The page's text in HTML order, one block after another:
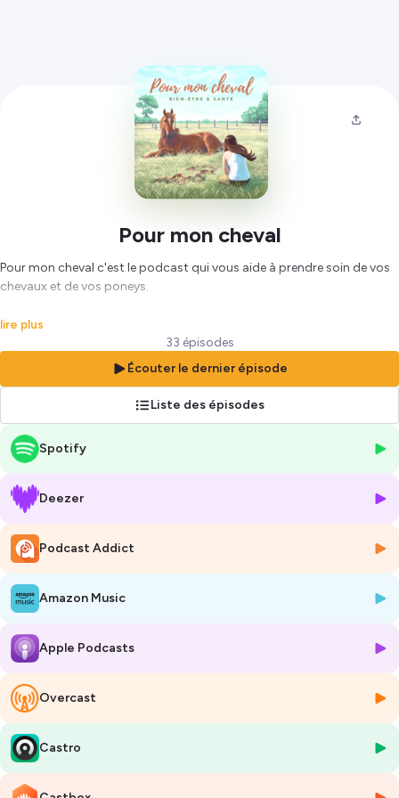
Pour mon cheval
Pour mon cheval c'est le podcast qui vous aide à prendre soin de vos
chevaux et de vos poneys.
Un épisode, un thème, un.e invité.e.
Je m'appelle Marie Sénéchal, je suis cavalière depuis mes 8 ans,
passionnée de chevaux et journaliste. Avec ce podcast, je veux vous
donner des pistes de réflexion et d'actions pour mettre le bien-être
propriétaires, cavaliers ou cavalières ou simples passionné.es. Mes
invité.es vous parleront communication, relation humain/cheval,
Rendez-vous une fois par mois sur vos plateformes d'écoute et sur les
🐴Instagram : pourmoncheval.podcast
🐎Facebook : Pour mon cheval - le podcast
🖥️Mail : pourmoncheval.podcast@gmail.com
🎶Musiques : Wild - KW & A Year Ago - NEFFEX
🖌️Visuel : skyaircobra
🎙️Interview, montage : Marie Sénéchal
Hébergé par Ausha. Visitez
pour plus d'informations.
lire plus
33 épisodes
Écouter le dernier épisode
Liste des épisodes
Spotify
Deezer
Podcast Addict
Amazon Music
Apple Podcasts
Overcast
Castro